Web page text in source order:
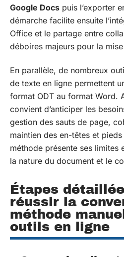
Google Docs puis l’exporter
démarche facilite ensuite
Office et le partage entre
déboires majeurs pour la
En parallèle, de nombreux
de texte en ligne permettent
format ODT au format Word.
convient d’anticiper les
gestion des sauts de page,
maintien des en-têtes et
méthode présente ses limites
la nature du document et le
Étapes
réussir la
méthode
outils en ligne